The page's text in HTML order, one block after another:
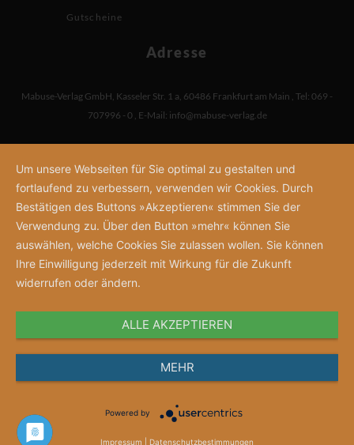
Gutscheine
Adresse
Mabuse-Verlag GmbH Kasseler Str. 1 a 60486 Frankfurt am Main Tel: 069 -
707996 - 0 E-Mail: info@mabuse-verlag.de
Um unsere Webseiten für Sie optimal zu gestalten und
fortlaufend zu verbessern, verwenden wir Cookies. Durch
Bestätigen des Buttons »Akzeptieren« stimmen Sie der
Verwendung zu. Über den Button »mehr« können Sie
auswählen, welche Cookies Sie zulassen wollen. Sie können
Ihre Einwilligung jederzeit mit Wirkung für die Zukunft
widerrufen oder ändern.
ALLE AKZEPTIEREN
MEHR
Powered by
Impressum Datenschutzbestimmungen